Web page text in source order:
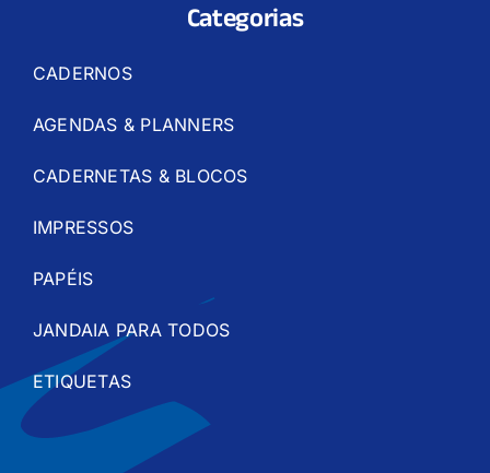
Categorias
CADERNOS
AGENDAS & PLANNERS
CADERNETAS & BLOCOS
IMPRESSOS
PAPÉIS
JANDAIA PARA TODOS
ETIQUETAS